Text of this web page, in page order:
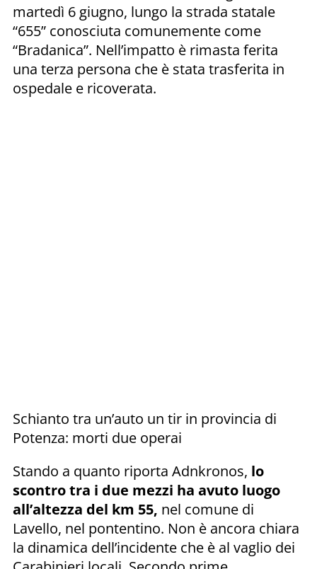
martedì 6 giugno, lungo la strada statale
“655” conosciuta comunemente come
“Bradanica”. Nell’impatto è rimasta ferita
una terza persona che è stata trasferita in
ospedale e ricoverata.
Schianto tra un’auto un tir in provincia di
Potenza: morti due operai
Stando a quanto riporta Adnkronos, lo
scontro tra i due mezzi ha avuto luogo
all’altezza del km 55, nel comune di
Lavello, nel pontentino. Non è ancora chiara
la dinamica dell’incidente che è al vaglio dei